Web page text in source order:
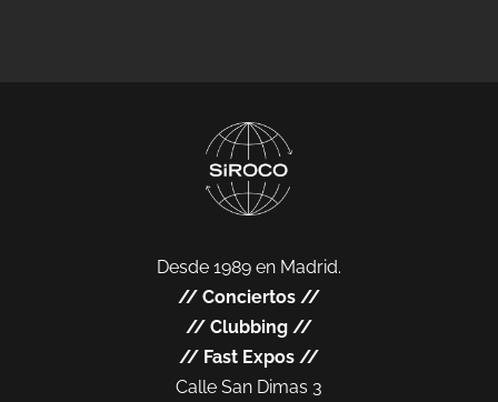
Desde 1989 en Madrid.
// Conciertos //
// Clubbing //
// Fast Expos //
Calle San Dimas 3